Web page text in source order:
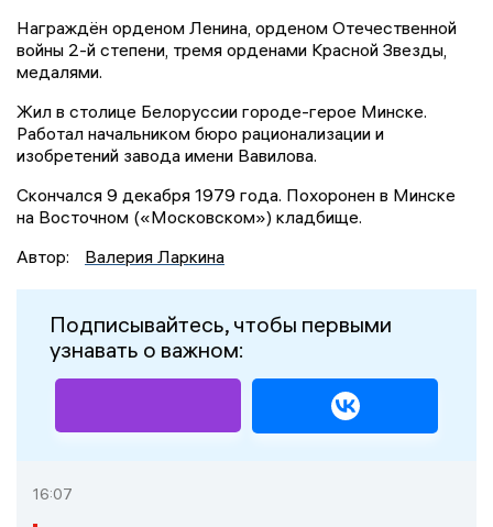
Награждён орденом Ленина, орденом Отечественной
войны 2-й степени, тремя орденами Красной Звезды,
медалями.
Жил в столице Белоруссии городе-герое Минске.
Работал начальником бюро рационализации и
изобретений завода имени Вавилова.
Скончался 9 декабря 1979 года. Похоронен в Минске
на Восточном («Московском») кладбище.
Автор:
Валерия Ларкина
Подписывайтесь, чтобы первыми
узнавать о важном:
16:07